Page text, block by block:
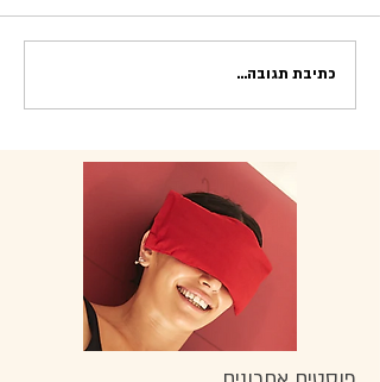
כתיבת תגובה...